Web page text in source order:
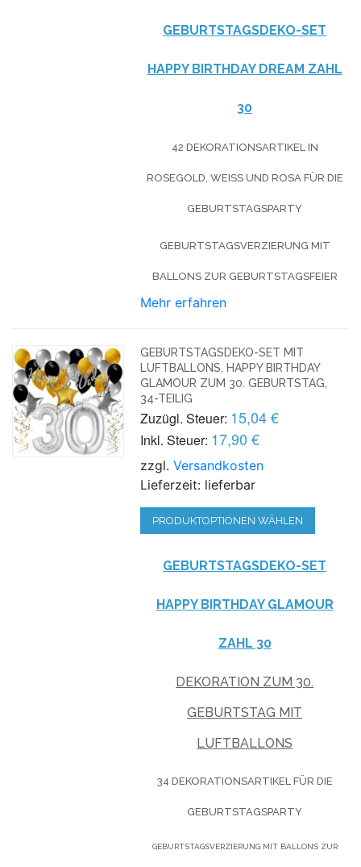
GEBURTSTAGSDEKO-SET
HAPPY BIRTHDAY DREAM ZAHL
30
42 DEKORATIONSARTIKEL IN
ROSEGOLD, WEISS UND ROSA FÜR DIE G
EBURTSTAGSPARTY
GEBURTSTAGSVERZIERUNG MIT
BALLONS ZUR GEBURTSTAGSFEIER
Mehr erfahren
GEBURTSTAGSDEKO-SET MIT
LUFTBALLONS, HAPPY BIRTHDAY
GLAMOUR ZUM 30. GEBURTSTAG,
34-TEILIG
Zuzügl. Steuer: 15,04 €
Inkl. Steuer: 17,90 €
zzgl.Versandkosten
Lieferzeit: lieferbar
PRODUKTOPTIONEN WÄHLEN
GEBURTSTAGSDEKO-SET
HAPPY BIRTHDAY GLAMOUR
ZAHL 30
DEKORATION ZUM 30.
GEBURTSTAG MIT
LUFTBALLONS
34 DEKORATIONSARTIKEL FÜR DIE
GEBURTSTAGSPARTY
GEBURTSTAGSVERZIERUNG MIT BALLONS ZUR